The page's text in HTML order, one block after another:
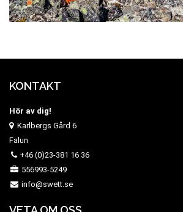
KONTAKT
Hör av dig!
Karlbergs Gård 6
Falun
+46 (0)23-381 16 36
556993-5249
info@swett.se